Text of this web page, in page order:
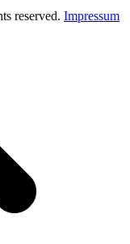
reserved. Impressum